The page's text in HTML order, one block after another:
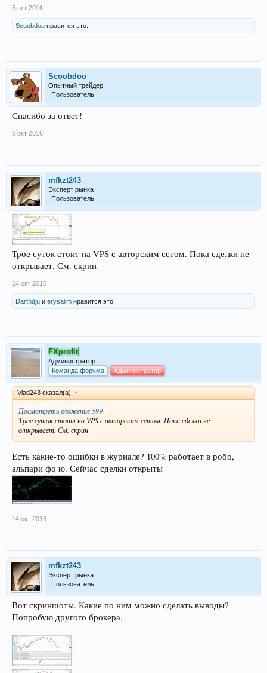
6 окт 2016
Scoobdoo нравится это.
Scoobdoo
Опытный трейдер
Пользователь
Спасибо за ответ!
6 окт 2016
mfkzt243
Эксперт рынка
Пользователь
Трое суток стоит на VPS с авторским сетом. Пока сделки не
открывает. См. скрин
14 окт 2016
Darthdju и erysalim нравится это.
FXprofit
Администратор
Команда форума
Администратор
Vlad243 сказал(а): ↑
Посмотреть вложение 599
Трое суток стоит на VPS с авторским сетом. Пока сделки не
открывает. См. скрин
Есть какие-то ошибки в журнале? 100% работает в робо,
альпари фо ю. Сейчас сделки открыты
14 окт 2016
mfkzt243
Эксперт рынка
Пользователь
Вот скриншоты. Какие по ним можно сделать выводы?
Попробую другого брокера.